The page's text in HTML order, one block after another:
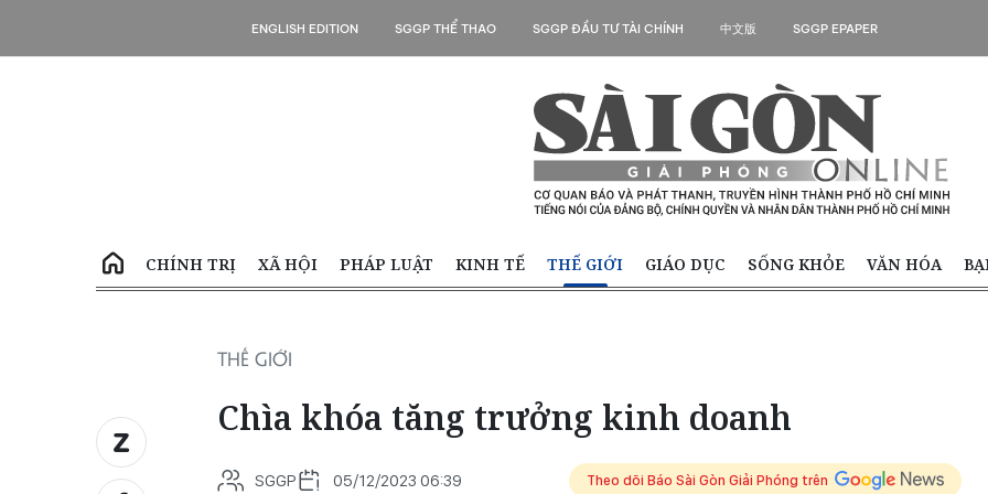
ENGLISH EDITION SGGP THỂ THAO SGGP ĐẦU TƯ TÀI CHÍNH 中文版 SGGP EPAPER
CHÍNH TRỊ XÃ HỘI PHÁP LUẬT KINH TẾ THẾ GIỚI GIÁO DỤC SỐNG KHỎE VĂN HÓA
THẾ GIỚI
Chìa khóa tăng trưởng kinh doanh
SGGP 05/12/2023 06:39 Theo dõi Báo Sài Gòn Giải Phóng trên